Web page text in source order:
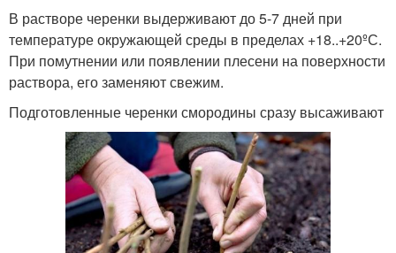
В растворе черенки выдерживают до 5-7 дней при
температуре окружающей среды в пределах +18..+20ºС.
При помутнении или появлении плесени на поверхности
раствора, его заменяют свежим.
Подготовленные черенки смородины сразу высаживают